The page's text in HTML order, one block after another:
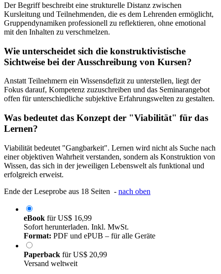
Der Begriff beschreibt eine strukturelle Distanz zwischen
Kursleitung und Teilnehmenden, die es dem Lehrenden ermöglicht,
Gruppendynamiken professionell zu reflektieren, ohne emotional
mit den Inhalten zu verschmelzen.
Wie unterscheidet sich die konstruktivistische
Sichtweise bei der Ausschreibung von Kursen?
Anstatt Teilnehmern ein Wissensdefizit zu unterstellen, liegt der
Fokus darauf, Kompetenz zuzuschreiben und das Seminarangebot
offen für unterschiedliche subjektive Erfahrungswelten zu gestalten.
Was bedeutet das Konzept der "Viabilität" für das
Lernen?
Viabilität bedeutet "Gangbarkeit". Lernen wird nicht als Suche nach
einer objektiven Wahrheit verstanden, sondern als Konstruktion von
Wissen, das sich in der jeweiligen Lebenswelt als funktional und
erfolgreich erweist.
Ende der Leseprobe aus 18 Seiten - nach oben
eBook fürUS$ 16,99
Sofort herunterladen. Inkl. MwSt.
Format: PDF und ePUB – für alle Geräte
Paperback fürUS$ 20,99
Versand weltweit